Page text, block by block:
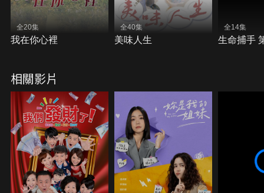
全20集
我在你心裡
全40集
美味人生
全14集
生命捕手
相關影片